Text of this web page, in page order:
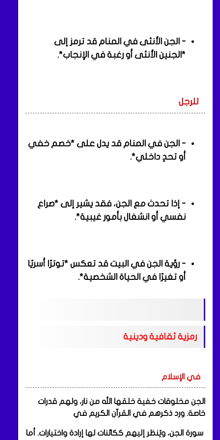
- الجن الأنثى في المنام قد ترمز إلى
*الجنين الأنثى أو رغبة في الإنجاب*.
للرجل
- الجن في المنام قد يدل على *خصم خفي
أو تحدٍ داخلي*.
- إذا تحدث مع الجن، فقد يشير إلى *صراع
نفسي أو انشغال بأمور غيبية*.
- رؤية الجن في البيت قد تعكس *توترًا أسريًا
أو تغيرًا في الحياة الشخصية*.
رمزية ثقافية ودينية
في الإسلام
الجن مخلوقات خفية خلقها الله من نار، ولهم قدرات
خاصة. ورد ذكرهم في القرآن الكريم في
سورة الجن، ويُنظر إليهم ككائنات لها إرادة واختيارات. أما